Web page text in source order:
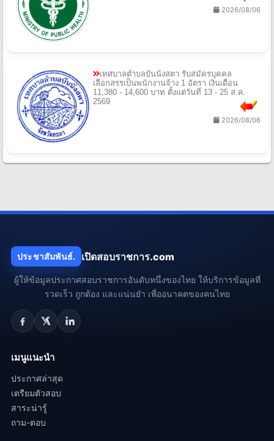
2026/08/06
เทศบาลตําบลบันนังสตา รับสมัครบุคคล
เลือกสรรเป็นพนักงานจ้าง 1 อัตรา เงินเดือน
11,380 - 14,600 บาท ตั้งแต่วันที่ 13 - 25 ส.ค.
2569
2026/08/06
ประชาสัมพันธ์. เปิดสอบราชการ.com
ผู้ให้ข้อมูลประกาศสอบราชการอันดับหนึ่งของไทย ให้บริการข้อมูลที่
รวดเร็ว ถูกต้อง และแน่นยำ เพื่ออนาคตของคนไทย
เมนูแนะนำ
ประกาศล่าสุด
เตรียมตัวสอบ
สาระน่ารู้
ถาม-ตอบ